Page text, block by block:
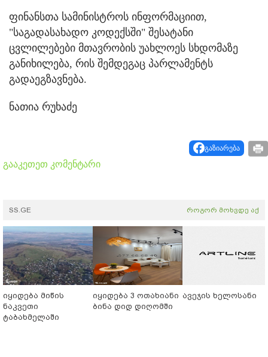
ფინანსთა სამინისტროს ინფორმაციით,
"საგადასახადო კოდექსში" შესატანი
ცვლილებები მთავრობის უახლოეს სხდომაზე
განიხილება, რის შემდეგაც პარლამენტს
გადაეგზავნება.
ნათია რუხაძე
გაზიარება
გააკეთეთ კომენტარი
SS.GE როგორ მოხვდე აქ
იყიდება მიწის
ნაკვეთი
ტაბახმელაში
იყიდება 3 ოთახიანი
ბინა დიდ დიღომში
ავეჯის ხელოსანი